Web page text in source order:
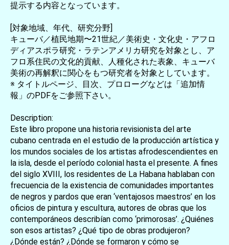
提示する内容となっています。
[対象地域、年代、研究分野]
キューバ／植民地期〜21世紀／美術史・文化史・アフロ
ディアスポラ研究・ラテンアメリカ研究を対象とし、ア
フロ系住民の文化的貢献、人種化された表象、キューバ
美術の再解釈に関心をもつ研究者を対象としています。
※ タイトルページ、目次、プロローグなどは「追加情
報」のPDFをご参照下さい。
Description:
Este libro propone una historia revisionista del arte
cubano centrada en el estudio de la producción artística y
los mundos sociales de los artistas afrodescendientes en
la isla, desde el período colonial hasta el presente. A fines
del siglo XVIII, los residentes de La Habana hablaban con
frecuencia de la existencia de comunidades importantes
de negros y pardos que eran ‘ventajosos maestros’ en los
oficios de pintura y escultura, autores de obras que los
contemporáneos describían como ‘primorosas’. ¿Quiénes
son esos artistas? ¿Qué tipo de obras produjeron?
¿Dónde están? ¿Dónde se formaron y cómo se